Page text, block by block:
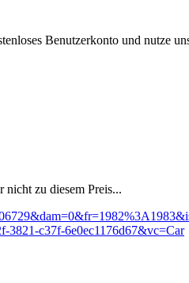
Benutzerkonto und nutze
nicht zu diesem Preis...
3821-c37f-6e0ec1176d67&vc=Car